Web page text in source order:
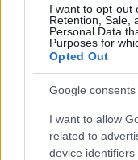
I want to opt-out
Retention, Sale,
Personal Data
Purposes for
Opted Out
Google consents
I want to allow
related to
device identifiers
Yπεβλήθη σε
εφικτό να
αποβληθεί από
του δέχθηκαν
μεγαλύτερο